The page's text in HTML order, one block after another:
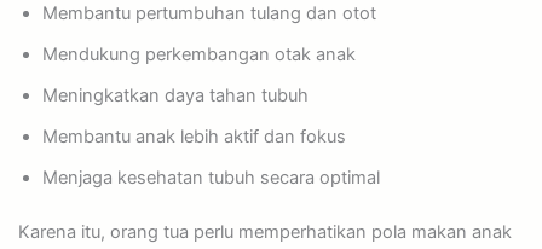
Membantu pertumbuhan tulang dan otot
Mendukung perkembangan otak anak
Meningkatkan daya tahan tubuh
Membantu anak lebih aktif dan fokus
Menjaga kesehatan tubuh secara optimal
Karena itu, orang tua perlu memperhatikan pola makan anak